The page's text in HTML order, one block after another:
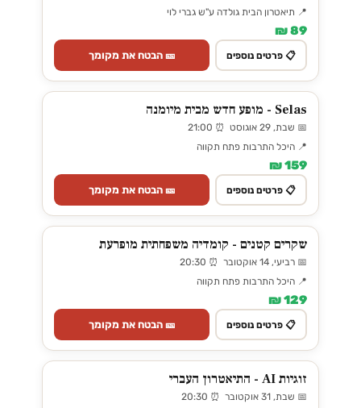
📍 תיאטרון הבית גולדה ע"ש גברי לוי
89 ₪
📋 פרטים נוספים 🎫 הבטח את מקומך
Selas - מופע חדש מבית מיומנה
📅 שבת, 29 אוגוסט ⏰ 21:00
📍 היכל התרבות פתח תקווה
159 ₪
📋 פרטים נוספים 🎫 הבטח את מקומך
שקרים קטנים - קומדיה משפחתית מופרעת
📅 רביעי, 14 אוקטובר ⏰ 20:30
📍 היכל התרבות פתח תקווה
129 ₪
📋 פרטים נוספים 🎫 הבטח את מקומך
זוגיות AI - התיאטרון העברי
📅 שבת, 31 אוקטובר ⏰ 20:30